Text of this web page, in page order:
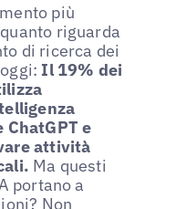
più
riguarda
di ricerca dei
Il 19% dei
e
attività
Ma questi
portano a
Non